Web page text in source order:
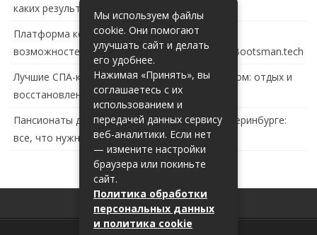
каких результатов ждать
Платформа контейнеризации в России: обзор
возможностей и перспектив развития сайта Bootsman.tech
Лучшие СПА-комплексы в Тольятти с бассейном: отдых и
восстановление за городом
Пансионаты для пожилых с деменцией в Екатеринбурге:
все, что нужно знать
Мы используем файлы
cookie. Они помогают
улучшать сайт и делать
его удобнее.
Нажимая «Принять», вы
соглашаетесь с их
использованием и
передачей данных сервису
веб-аналитики. Если нет
— измените настройки
браузера или покиньте
сайт.
Политика обработки
персональных данных
и политика cookie